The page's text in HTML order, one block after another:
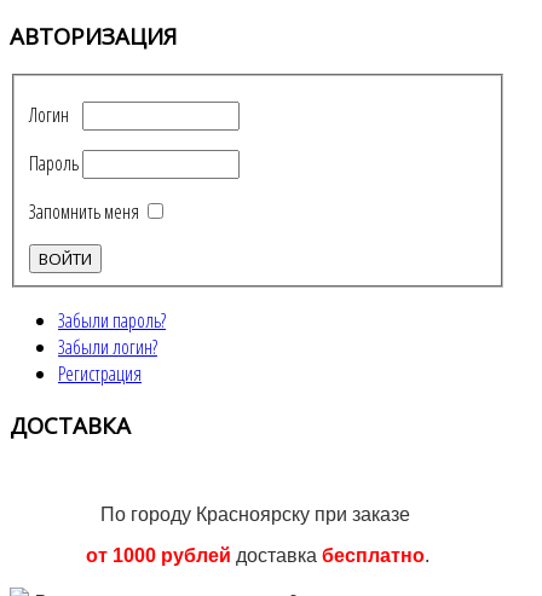
АВТОРИЗАЦИЯ
Логин
Пароль
Запомнить меня
Забыли пароль?
Забыли логин?
Регистрация
ДОСТАВКА
По городу Красноярску при заказе
от 1000 рублей доставкабесплатно.